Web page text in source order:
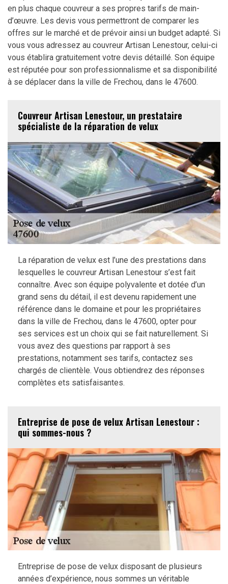
en plus chaque couvreur a ses propres tarifs de main-
d’œuvre. Les devis vous permettront de comparer les
offres sur le marché et de prévoir ainsi un budget adapté. Si
vous vous adressez au couvreur Artisan Lenestour, celui-ci
vous établira gratuitement votre devis détaillé. Son équipe
est réputée pour son professionnalisme et sa disponibilité
à se déplacer dans la ville de Frechou, dans le 47600.
Couvreur Artisan Lenestour, un prestataire
spécialiste de la réparation de velux
La réparation de velux est l’une des prestations dans
lesquelles le couvreur Artisan Lenestour s’est fait
connaître. Avec son équipe polyvalente et dotée d’un
grand sens du détail, il est devenu rapidement une
référence dans le domaine et pour les propriétaires
dans la ville de Frechou, dans le 47600, opter pour
ses services est un choix qui se fait naturellement. Si
vous avez des questions par rapport à ses
prestations, notamment ses tarifs, contactez ses
chargés de clientèle. Vous obtiendrez des réponses
complètes ets satisfaisantes.
Entreprise de pose de velux Artisan Lenestour :
qui sommes-nous ?
Entreprise de pose de velux disposant de plusieurs
années d’expérience, nous sommes un véritable